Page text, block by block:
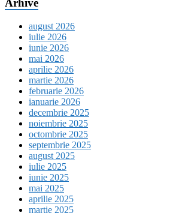
Arhive
august 2026
iulie 2026
iunie 2026
mai 2026
aprilie 2026
martie 2026
februarie 2026
ianuarie 2026
decembrie 2025
noiembrie 2025
octombrie 2025
septembrie 2025
august 2025
iulie 2025
iunie 2025
mai 2025
aprilie 2025
martie 2025